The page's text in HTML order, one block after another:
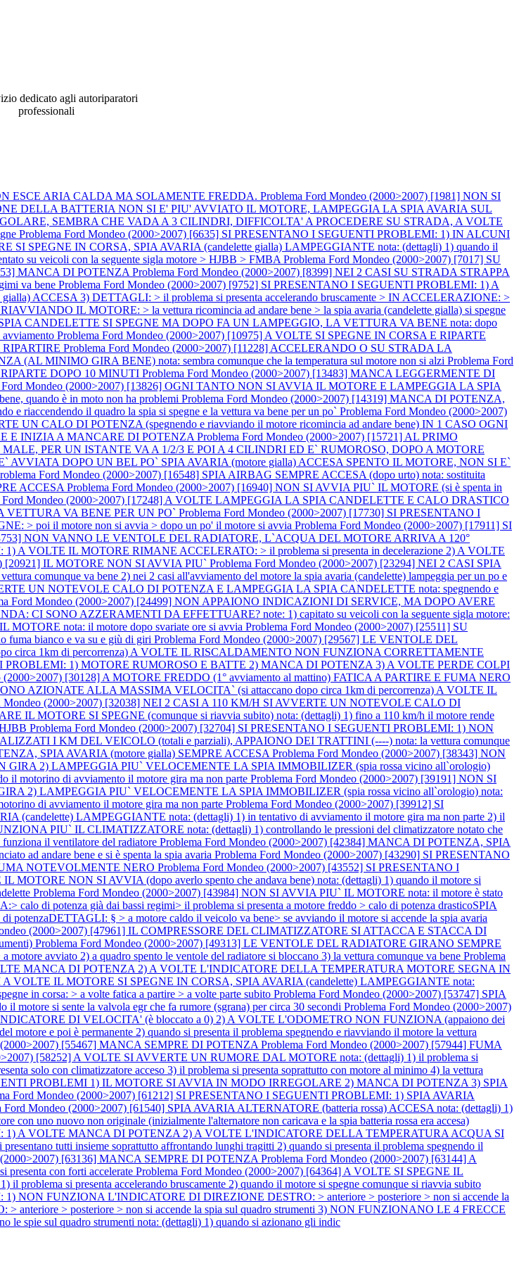
dedicato agli autoriparatori
professionali
ESCE ARIA CALDA MA SOLAMENTE FREDDA. Problema Ford Mondeo (2000>2007) [1981] NON SI
DELLA BATTERIA NON SI E' PIU' AVVIATO IL MOTORE, LAMPEGGIA LA SPIA AVARIA SUL
SEMBRA CHE VADA A 3 CILINDRI, DIFFICOLTA' A PROCEDERE SU STRADA, A VOLTE
Problema Ford Mondeo (2000>2007) [6635] SI PRESENTANO I SEGUENTI PROBLEMI: 1) IN ALCUNI
SPEGNE IN CORSA, SPIA AVARIA (candelette gialla) LAMPEGGIANTE nota: (dettagli) 1) quando il
su veicoli con la seguente sigla motore > HJBB > FMBA Problema Ford Mondeo (2000>2007) [7017] SU
MANCA DI POTENZA Problema Ford Mondeo (2000>2007) [8399] NEI 2 CASI SU STRADA STRAPPA
va bene Problema Ford Mondeo (2000>2007) [9752] SI PRESENTANO I SEGUENTI PROBLEMI: 1) A
ACCESA 3) DETTAGLI: > il problema si presenta accelerando bruscamente > IN ACCELERAZIONE: >
IL MOTORE: > la vettura ricomincia ad andare bene > la spia avaria (candelette gialla) si spegne
CANDELETTE SI SPEGNE MA DOPO FA UN LAMPEGGIO, LA VETTURA VA BENE nota: dopo
Problema Ford Mondeo (2000>2007) [10975] A VOLTE SI SPEGNE IN CORSA E RIPARTE
Problema Ford Mondeo (2000>2007) [11228] ACCELERANDO O SU STRADA LA
MINIMO GIRA BENE) nota: sembra comunque che la temperatura sul motore non si alzi Problema Ford
DOPO 10 MINUTI Problema Ford Mondeo (2000>2007) [13483] MANCA LEGGERMENTE DI
Ford Mondeo (2000>2007) [13826] OGNI TANTO NON SI AVVIA IL MOTORE E LAMPEGGIA LA SPIA
quando è in moto non ha problemi Problema Ford Mondeo (2000>2007) [14319] MANCA DI POTENZA,
il quadro la spia si spegne e la vettura va bene per un po` Problema Ford Mondeo (2000>2007)
UN CALO DI POTENZA (spegnendo e riavviando il motore ricomincia ad andare bene) IN 1 CASO OGNI
E INIZIA A MANCARE DI POTENZA Problema Ford Mondeo (2000>2007) [15721] AL PRIMO
PER UN ISTANTE VA A 1/2/3 E POI A 4 CILINDRI ED E` RUMOROSO, DOPO A MOTORE
AVVIATA DOPO UN BEL PO` SPIA AVARIA (motore gialla) ACCESA SPENTO IL MOTORE, NON SI E`
Ford Mondeo (2000>2007) [16548] SPIA AIRBAG SEMPRE ACCESA (dopo urto) nota: sostituita
ACCESA Problema Ford Mondeo (2000>2007) [16940] NON SI AVVIA PIU` IL MOTORE (si è spenta in
Ford Mondeo (2000>2007) [17248] A VOLTE LAMPEGGIA LA SPIA CANDELETTE E CALO DRASTICO
VETTURA VA BENE PER UN PO` Problema Ford Mondeo (2000>2007) [17730] SI PRESENTANO I
> poi il motore non si avvia > dopo un po' il motore si avvia Problema Ford Mondeo (2000>2007) [17911] SI
NON VANNO LE VENTOLE DEL RADIATORE, L`ACQUA DEL MOTORE ARRIVA A 120°
A VOLTE IL MOTORE RIMANE ACCELERATO: > il problema si presenta in decelerazione 2) A VOLTE
[20921] IL MOTORE NON SI AVVIA PIU` Problema Ford Mondeo (2000>2007) [23294] NEI 2 CASI SPIA
comunque va bene 2) nei 2 casi all'avviamento del motore la spia avaria (candelette) lampeggia per un po e
UN NOTEVOLE CALO DI POTENZA E LAMPEGGIA LA SPIA CANDELETTE nota: spegnendo e
Ford Mondeo (2000>2007) [24499] NON APPAIONO INDICAZIONI DI SERVICE, MA DOPO AVERE
CI SONO AZZERAMENTI DA EFFETTUARE? note: 1) capitato su veicoli con la seguente sigla motore:
nota: il motore dopo svariate ore si avvia Problema Ford Mondeo (2000>2007) [25511] SU
bianco e va su e giù di giri Problema Ford Mondeo (2000>2007) [29567] LE VENTOLE DEL
circa 1km di percorrenza) A VOLTE IL RISCALDAMENTO NON FUNZIONA CORRETTAMENTE
PROBLEMI: 1) MOTORE RUMOROSO E BATTE 2) MANCA DI POTENZA 3) A VOLTE PERDE COLPI
(2000>2007) [30128] A MOTORE FREDDO (1° avviamento al mattino) FATICA A PARTIRE E FUMA NERO
AZIONATE ALLA MASSIMA VELOCITA` (si attaccano dopo circa 1km di percorrenza) A VOLTE IL
Mondeo (2000>2007) [32038] NEI 2 CASI A 110 KM/H SI AVVERTE UN NOTEVOLE CALO DI
MOTORE SI SPEGNE (comunque si riavvia subito) nota: (dettagli) 1) fino a 110 km/h il motore rende
Problema Ford Mondeo (2000>2007) [32704] SI PRESENTANO I SEGUENTI PROBLEMI: 1) NON
I KM DEL VEICOLO (totali e parziali), APPAIONO DEI TRATTINI (----) nota: la vettura comunque
SPIA AVARIA (motore gialla) SEMPRE ACCESA Problema Ford Mondeo (2000>2007) [38343] NON
2) LAMPEGGIA PIU` VELOCEMENTE LA SPIA IMMOBILIZER (spia rossa vicino all`orologio)
il motorino di avviamento il motore gira ma non parte Problema Ford Mondeo (2000>2007) [39191] NON SI
2) LAMPEGGIA PIU` VELOCEMENTE LA SPIA IMMOBILIZER (spia rossa vicino all`orologio) nota:
di avviamento il motore gira ma non parte Problema Ford Mondeo (2000>2007) [39912] SI
LAMPEGGIANTE nota: (dettagli) 1) in tentativo di avviamento il motore gira ma non parte 2) il
PIU` IL CLIMATIZZATORE nota: (dettagli) 1) controllando le pressioni del climatizzatore notato che
il ventilatore del radiatore Problema Ford Mondeo (2000>2007) [42384] MANCA DI POTENZA, SPIA
ad andare bene e si è spenta la spia avaria Problema Ford Mondeo (2000>2007) [43290] SI PRESENTANO
NOTEVOLMENTE NERO Problema Ford Mondeo (2000>2007) [43552] SI PRESENTANO I
NON SI AVVIA (dopo averlo spento che andava bene) nota: (dettagli) 1) quando il motore si
Problema Ford Mondeo (2000>2007) [43984] NON SI AVVIA PIU` IL MOTORE nota: il motore è stato
di potenza già dai bassi regimi> il problema si presenta a motore freddo > calo di potenza drasticoSPIA
potenzaDETTAGLI: § > a motore caldo il veicolo va bene> se avviando il motore si accende la spia avaria
(2000>2007) [47961] IL COMPRESSORE DEL CLIMATIZZATORE SI ATTACCA E STACCA DI
Problema Ford Mondeo (2000>2007) [49313] LE VENTOLE DEL RADIATORE GIRANO SEMPRE
avviato 2) a quadro spento le ventole del radiatore si bloccano 3) la vettura comunque va bene Problema
MANCA DI POTENZA 2) A VOLTE L'INDICATORE DELLA TEMPERATURA MOTORE SEGNA IN
A VOLTE IL MOTORE SI SPEGNE IN CORSA, SPIA AVARIA (candelette) LAMPEGGIANTE nota:
in corsa: > a volte fatica a partire > a volte parte subito Problema Ford Mondeo (2000>2007) [53747] SPIA
motore si sente la valvola egr che fa rumore (sgrana) per circa 30 secondi Problema Ford Mondeo (2000>2007)
DI VELOCITA' (è bloccato a 0) 2) A VOLTE L'ODOMETRO NON FUNZIONA (appaiono dei
e poi è permanente 2) quando si presenta il problema spegnendo e riavviando il motore la vettura
(2000>2007) [55467] MANCA SEMPRE DI POTENZA Problema Ford Mondeo (2000>2007) [57944] FUMA
[58252] A VOLTE SI AVVERTE UN RUMORE DAL MOTORE nota: (dettagli) 1) il problema si
solo con climatizzatore acceso 3) il problema si presenta soprattutto con motore al minimo 4) la vettura
PROBLEMI 1) IL MOTORE SI AVVIA IN MODO IRREGOLARE 2) MANCA DI POTENZA 3) SPIA
Ford Mondeo (2000>2007) [61212] SI PRESENTANO I SEGUENTI PROBLEMI: 1) SPIA AVARIA
Ford Mondeo (2000>2007) [61540] SPIA AVARIA ALTERNATORE (batteria rossa) ACCESA nota: (dettagli) 1)
con uno nuovo non originale (inizialmente l'alternatore non caricava e la spia batteria rossa era accesa)
1) A VOLTE MANCA DI POTENZA 2) A VOLTE L'INDICATORE DELLA TEMPERATURA ACQUA SI
tutti insieme soprattutto affrontando lunghi tragitti 2) quando si presenta il problema spegnendo il
(2000>2007) [63136] MANCA SEMPRE DI POTENZA Problema Ford Mondeo (2000>2007) [63144] A
con forti accelerate Problema Ford Mondeo (2000>2007) [64364] A VOLTE SI SPEGNE IL
si presenta accelerando bruscamente 2) quando il motore si spegne comunque si riavvia subito
NON FUNZIONA L'INDICATORE DI DIREZIONE DESTRO: > anteriore > posteriore > non si accende la
> posteriore > non si accende la spia sul quadro strumenti 3) NON FUNZIONANO LE 4 FRECCE
le spie sul quadro strumenti nota: (dettagli) 1) quando si azionano gli indic